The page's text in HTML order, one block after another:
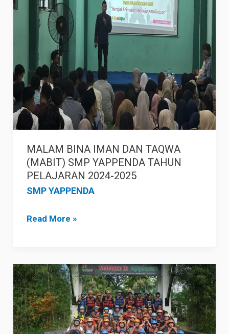
MALAM BINA IMAN DAN TAQWA
(MABIT) SMP YAPPENDA TAHUN
PELAJARAN 2024-2025
SMP YAPPENDA
TAQWA
(MABIT)
YAPPENDA
TAHUN
PELAJARAN
2024-
2025
Read More »
VOCATION
TIME
SMK
YAPPENDA